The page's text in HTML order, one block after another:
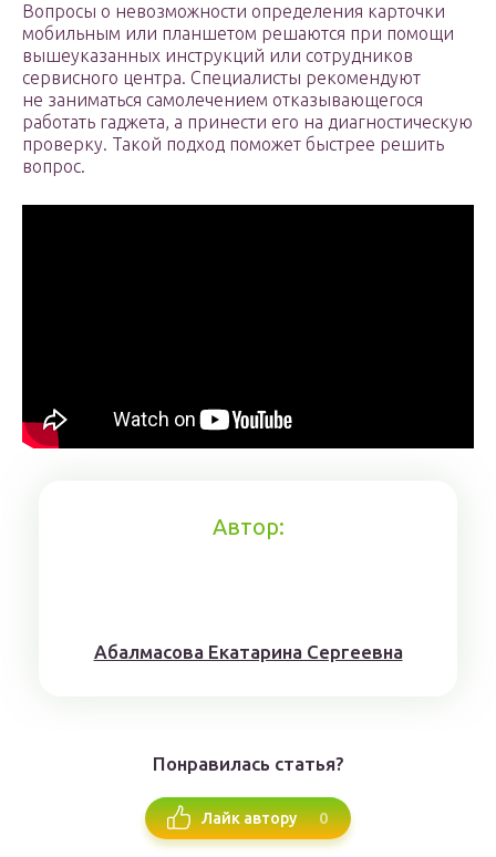
Вопросы о невозможности определения карточки
мобильным или планшетом решаются при помощи
вышеуказанных инструкций или сотрудников
сервисного центра. Специалисты рекомендуют
не заниматься самолечением отказывающегося
работать гаджета, а принести его на диагностическую
проверку. Такой подход поможет быстрее решить
вопрос.
Автор:
Aбaлмaсoвa Eкaтaринa Ceргeeвнa
Понравилась статья?
Лайк автору 0